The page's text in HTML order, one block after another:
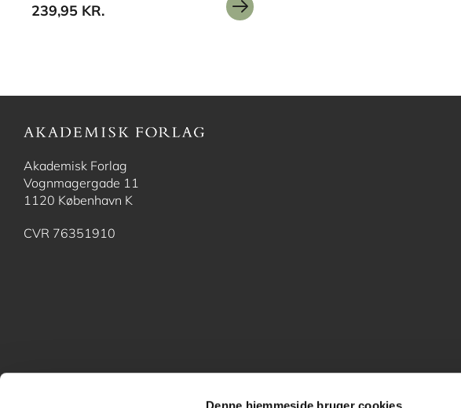
Denne hjemmeside bruger cookies
239,95 KR.
Akademisk Forlag
Vognmagergade 11
1120 København K
CVR 76351910